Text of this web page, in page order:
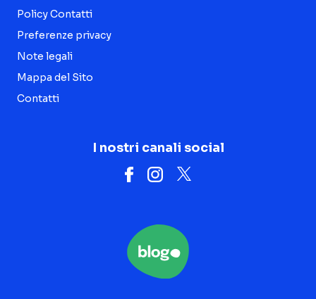
Policy Contatti
Preferenze privacy
Note legali
Mappa del Sito
Contatti
I nostri canali social